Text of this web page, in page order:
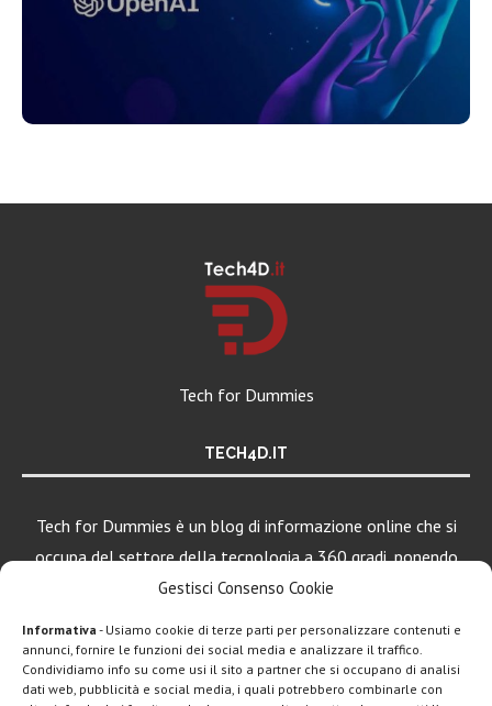
Gestisci Consenso Cookie
Informativa - Usiamo cookie di terze parti per personalizzare contenuti e
annunci, fornire le funzioni dei social media e analizzare il traffico.
Condividiamo info su come usi il sito a partner che si occupano di analisi
dati web, pubblicità e social media, i quali potrebbero combinarle con
Tech for Dummies
TECH4D.IT
Tech for Dummies è un blog di informazione online che si
occupa del settore della tecnologia a 360 gradi, ponendo
una particolare attenzione al mondo Android, Apple e
LEGGI ANCHE